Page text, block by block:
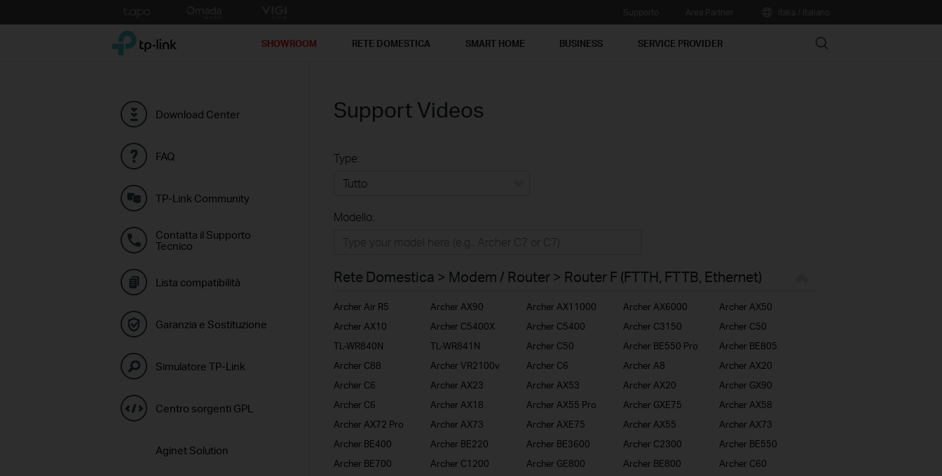
to
TP-Link, Reliably Smart SHOWROOM RETE DOMESTICA SMART HOME BUSINESS SERVICE PROVIDER Search
Download Center
FAQ
TP-Link Community
Contatta il Supporto
Tecnico
Lista compatibilità
Garanzia e Sostituzione
Simulatore TP-Link
Centro sorgenti GPL
Aginet Solution
Support Videos
Type:
Business
Service Provider
Modello:
Rete Domestica > Modem / Router > Router F (FTTH, FTTB, Ethernet)
Archer Air R5 Archer AX90 Archer AX11000 Archer AX6000
Archer AX50
Archer AX10
Archer C5400X Archer C5400 Archer C3150
Archer C50
TL-WR840N
TL-WR841N Archer C50 Archer BE550 Pro
Archer BE805
Archer C88
Archer VR2100v Archer C6 Archer A8
Archer AX20
Archer C6
Archer AX23 Archer AX53 Archer AX20
Archer GX90
Archer C6
Archer AX18 Archer AX55 Pro Archer GXE75
Archer AX58
Archer AX72 Pro
Archer AX73 Archer AXE75 Archer AX55
Archer AX73
Archer BE400
Archer BE220 Archer BE3600 Archer C2300
Archer BE550
Archer BE700
Archer C1200 Archer GE800 Archer BE800
Archer C60